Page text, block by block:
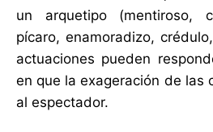
un arquetipo (mentiroso,
pícaro, enamoradizo,
actuaciones pueden
en que la exageración de las
al espectador.